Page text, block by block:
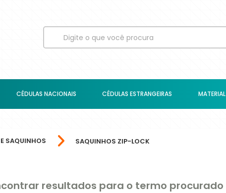
CÉDULAS NACIONAIS CÉDULAS ESTRANGEIRAS
SAQUINHOS SAQUINHOS ZIP-LOCK
resultados para o termo procurado